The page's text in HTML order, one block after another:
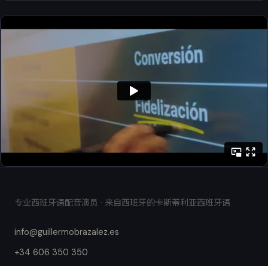
专业西班牙语配音演员 · 来自西班牙的卡斯蒂利亚西班牙语
info@guillermobrazalez.es
+34 606 350 350